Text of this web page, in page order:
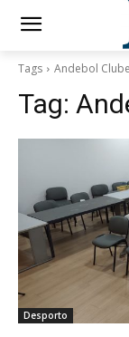
Tags Andebol
Tag:
Desporto